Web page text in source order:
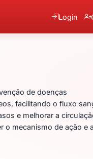
Login
de doenças
facilitando o fluxo
e melhorar a
o mecanismo de ação e